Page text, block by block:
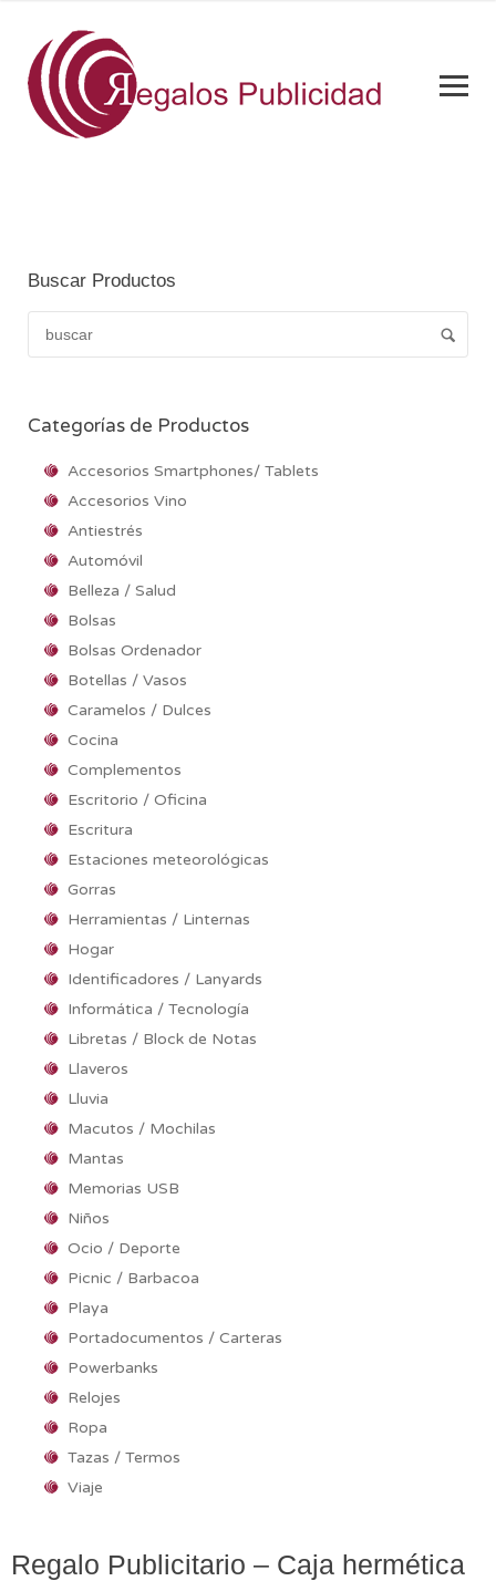
Buscar Productos
Categorías de Productos
Accesorios Smartphones/ Tablets
Accesorios Vino
Antiestrés
Automóvil
Belleza / Salud
Bolsas
Bolsas Ordenador
Botellas / Vasos
Caramelos / Dulces
Cocina
Complementos
Escritorio / Oficina
Escritura
Estaciones meteorológicas
Gorras
Herramientas / Linternas
Hogar
Identificadores / Lanyards
Informática / Tecnología
Libretas / Block de Notas
Llaveros
Lluvia
Macutos / Mochilas
Mantas
Memorias USB
Niños
Ocio / Deporte
Picnic / Barbacoa
Playa
Portadocumentos / Carteras
Powerbanks
Relojes
Ropa
Tazas / Termos
Viaje
Regalo Publicitario – Caja hermética